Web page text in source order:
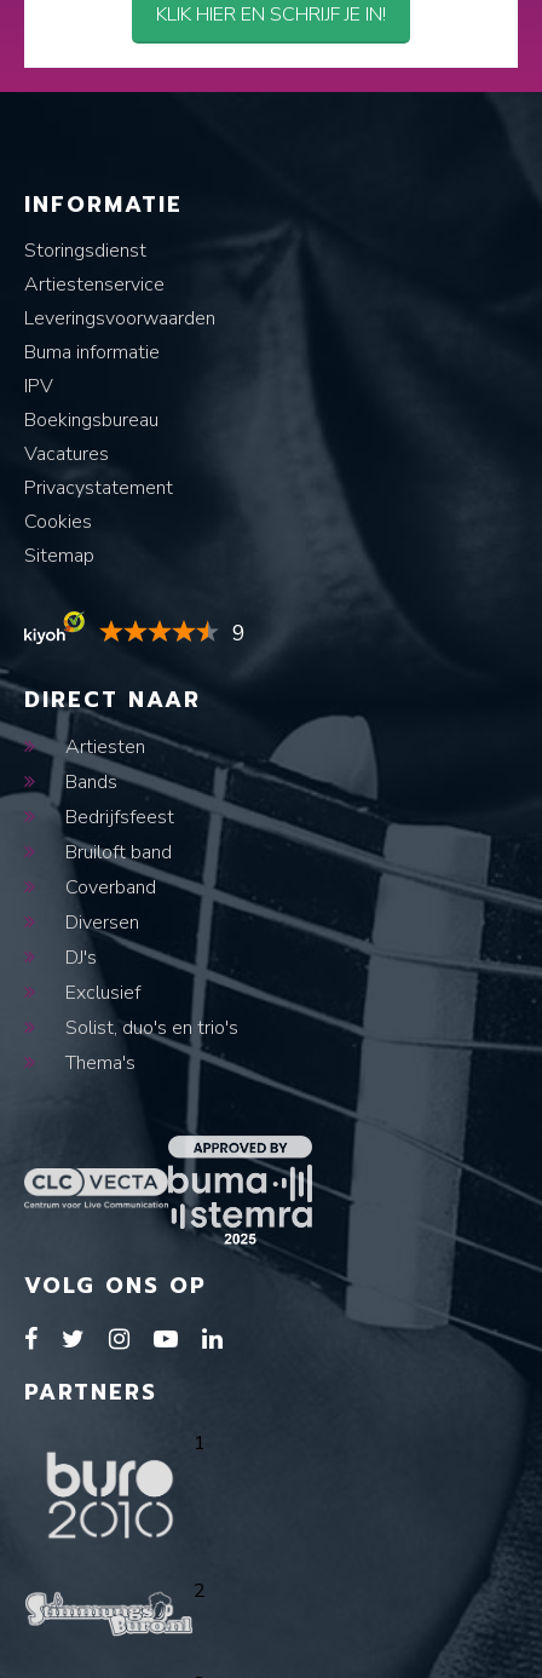
KLIK HIER EN SCHRIJF JE IN!
INFORMATIE
Storingsdienst
Artiestenservice
Leveringsvoorwaarden
Buma informatie
IPV
Boekingsbureau
Vacatures
Privacystatement
Cookies
Sitemap
9
DIRECT NAAR
Artiesten
Bands
Bedrijfsfeest
Bruiloft band
Coverband
Diversen
DJ's
Exclusief
Solist, duo's en trio's
Thema's
VOLG ONS OP
PARTNERS
1
2